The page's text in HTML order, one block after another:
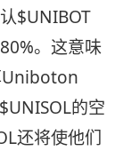
$UNIBOT
。这意味
Uniboton
的空
还将使他们